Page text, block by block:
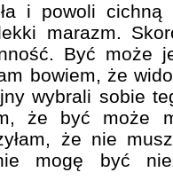
i powoli cichną
marazm.
Być może
bowiem, że
wybrali sobie
że być może
że nie
mogę być